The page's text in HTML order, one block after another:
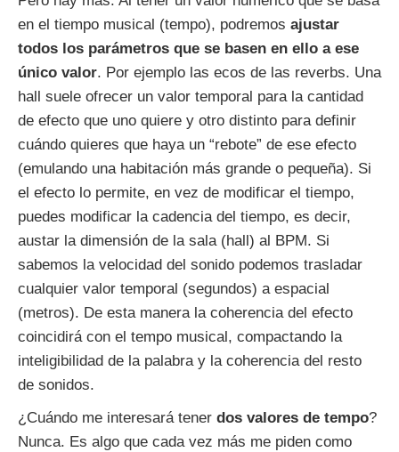
en el tiempo musical (tempo), podremos ajustar
todos los parámetros que se basen en ello a ese
único valor. Por ejemplo las ecos de las reverbs. Una
hall suele ofrecer un valor temporal para la cantidad
de efecto que uno quiere y otro distinto para definir
cuándo quieres que haya un “rebote” de ese efecto
(emulando una habitación más grande o pequeña). Si
el efecto lo permite, en vez de modificar el tiempo,
puedes modificar la cadencia del tiempo, es decir,
austar la dimensión de la sala (hall) al BPM. Si
sabemos la velocidad del sonido podemos trasladar
cualquier valor temporal (segundos) a espacial
(metros). De esta manera la coherencia del efecto
coincidirá con el tempo musical, compactando la
inteligibilidad de la palabra y la coherencia del resto
de sonidos.
¿Cuándo me interesará tener dos valores de tempo?
Nunca. Es algo que cada vez más me piden como